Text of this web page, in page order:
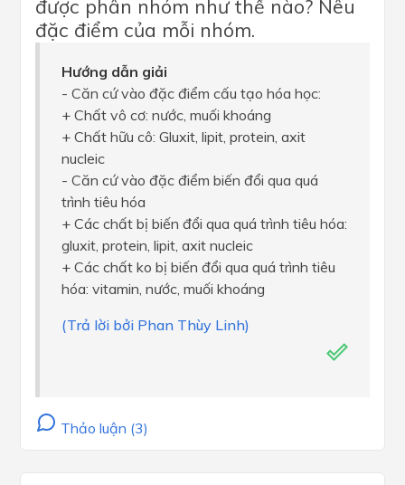
được phân nhóm như thế nào? Nêu
đặc điểm của mỗi nhóm.
Hướng dẫn giải
- Căn cứ vào đặc điểm cấu tạo hóa học:
+ Chất vô cơ: nước, muối khoáng
+ Chất hữu cô: Gluxit, lipit, protein, axit
nucleic
- Căn cứ vào đặc điểm biến đổi qua quá
trình tiêu hóa
+ Các chất bị biến đổi qua quá trình tiêu hóa:
gluxit, protein, lipit, axit nucleic
+ Các chất ko bị biến đổi qua quá trình tiêu
hóa: vitamin, nước, muối khoáng
(Trả lời bởi Phan Thùy Linh)
Thảo luận (3)